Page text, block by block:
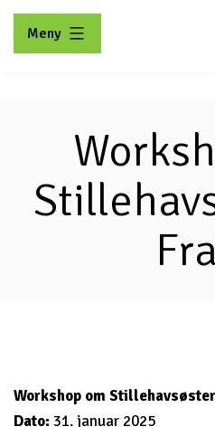
Gå
Meny
Workshop om
Dato: 31. januar 2025